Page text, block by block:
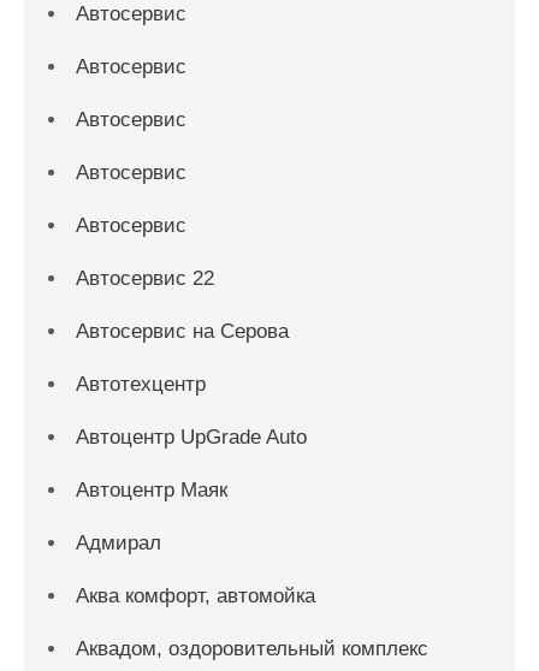
Автосервис
Автосервис
Автосервис
Автосервис
Автосервис
Автосервис 22
Автосервис на Серова
Автотехцентр
Автоцентр UpGrade Auto
Автоцентр Маяк
Адмирал
Аква комфорт, автомойка
Аквадом, оздоровительный комплекс